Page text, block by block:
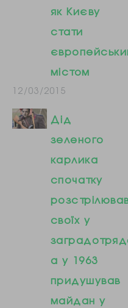
як Києву
стати
містом
12/03/2015
Дід
зеленого
карлика
спочатку
своїх у
а у 1963
придушував
майдан у